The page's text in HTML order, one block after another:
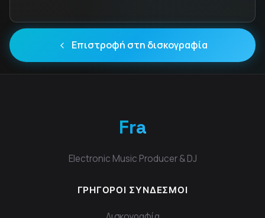
Επιστροφή στη δισκογραφία
Fra
Electronic Music Producer & DJ
ΓΡΉΓΟΡΟΙ ΣΎΝΔΕΣΜΟΙ